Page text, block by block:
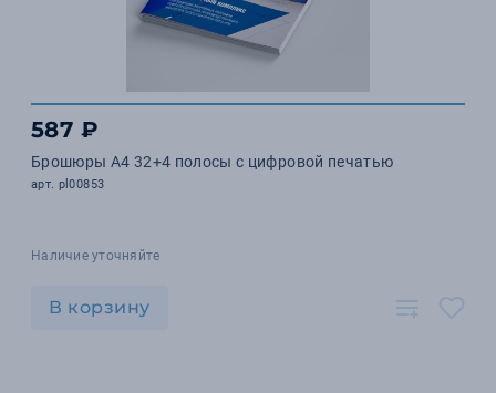
587 ₽
Брошюры А4 32+4 полосы с цифровой печатью
арт. pl00853
Наличие уточняйте
В корзину